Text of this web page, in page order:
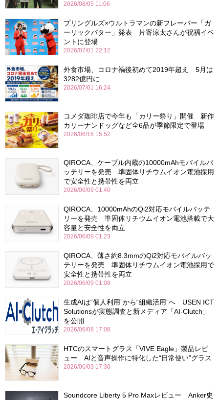
2026/08/05 11:06
プリングルズ×ウルトラマンの新フレーバー「ガ
ーリックバター」発表 片寄涼太さんが祝福イベ
ントに登場
2026/07/01 22:12
外食市場、コロナ禍後初めて2019年超え 5月は
3282億円に
2026/07/01 16:24
コメダ珈琲店で今年も「カリー祭り」開催 新作
カリーナンドッグなど全6品が季節限定で登場
2026/06/16 15:52
QIROCA、ケーブル内蔵の10000mAhモバイルバ
ッテリーを発売 準固体リチウムイオン電池採用
で安全性と携帯性を両立
2026/06/09 01:40
QIROCA、10000mAhのQi2対応モバイルバッテ
リーを発売 準固体リチウムイオン電池搭載で大
容量と安全性を両立
2026/06/09 01:23
QIROCA、薄さ約8.3mmのQi2対応モバイルバッ
テリーを発売 準固体リチウムイオン電池採用で
安全性と携帯性を両立
2026/06/09 01:08
生成AIは“個人利用”から“組織活用”へ USEN ICT
Solutionsが実態調査と新メディア「AI-Clutch」
を公開
2026/06/08 17:08
HTCのスマートグラス「VIVE Eagle」製品レビ
ュー AIと音声操作に特化した“日常使い”グラス
2026/06/03 17:30
Soundcore Liberty 5 Pro Maxレビュー Anker史